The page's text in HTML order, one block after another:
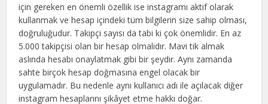
için gereken en önemli özellik ise instagramı aktif olarak
kullanmak ve hesap içindeki tüm bilgilerin size sahip olması,
doğruluğudur. Takipçi sayısı da tabi ki çok önemlidir. En az
5.000 takipçisi olan bir hesap olmalıdır. Mavi tik almak
aslında hesabı onaylatmak gibi bir şeydir. Aynı zamanda
sahte birçok hesap doğmasına engel olacak bir
uygulamadır. Bu nedenle aynı kullanıcı adı ile açılacak diğer
instagram hesaplarını şikâyet etme hakkı doğar.